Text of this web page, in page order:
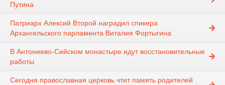
Путина
Патриарх Алексий Второй наградил спикера
Архангельского парламента Виталия Фортыгина
В Антониево-Сийском монастыре идут восстановительные
работы
Сегодня православная церковь чтит память родителей